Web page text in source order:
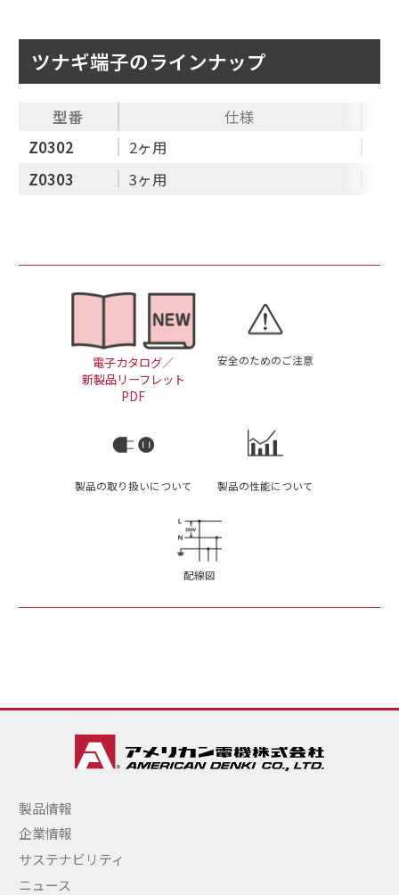
ツナギ端子のラインナップ
型番
仕様
Z0302
2ヶ用
Z0303
3ヶ用
電子カタログ／
新製品リーフレット
PDF
安全のためのご注意
製品の取り扱いについて 製品の性能について
配線図
製品情報
企業情報
サステナビリティ
ニュース